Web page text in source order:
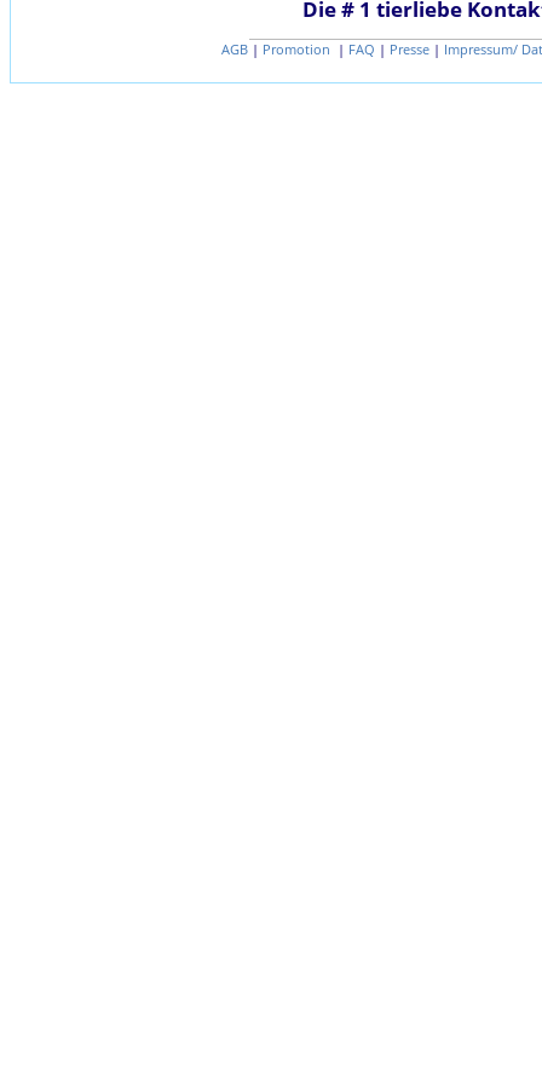
Die # 1 tierliebe
AGB | Promotion | FAQ | Presse | Impressum/